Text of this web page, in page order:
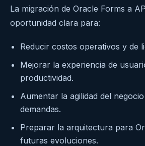
La migración de Oracle Forms a
oportunidad clara para:
Reducir costos operativos y de
Mejorar la experiencia de
productividad.
Aumentar la agilidad del
demandas.
Preparar la arquitectura para
futuras evoluciones.